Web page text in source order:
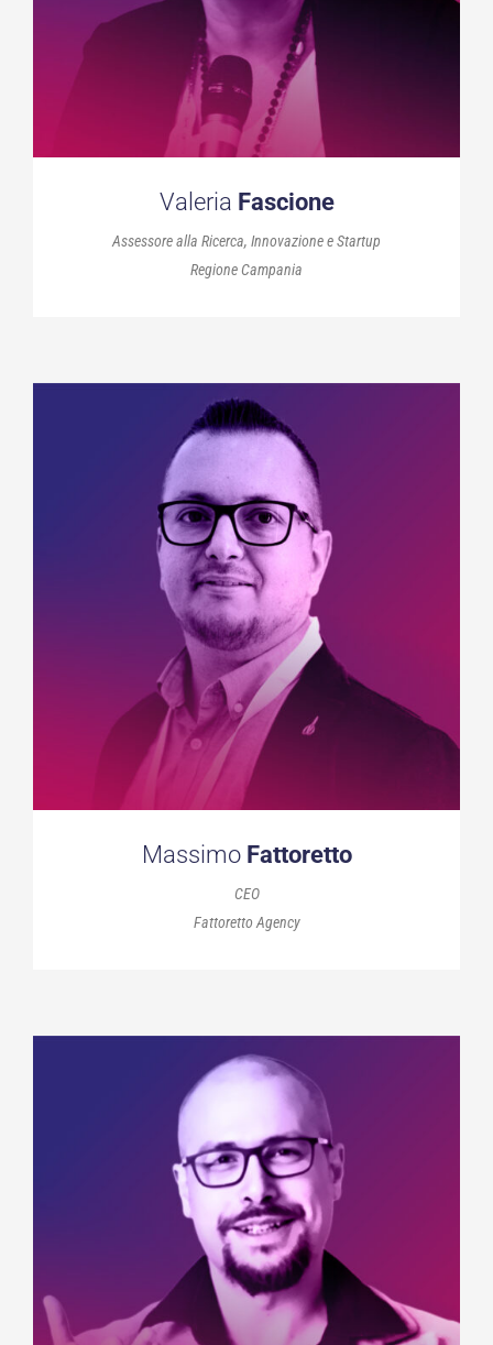
Valeria Fascione
Assessore alla Ricerca, Innovazione e Startup
Regione Campania
Massimo Fattoretto
CEO
Fattoretto Agency